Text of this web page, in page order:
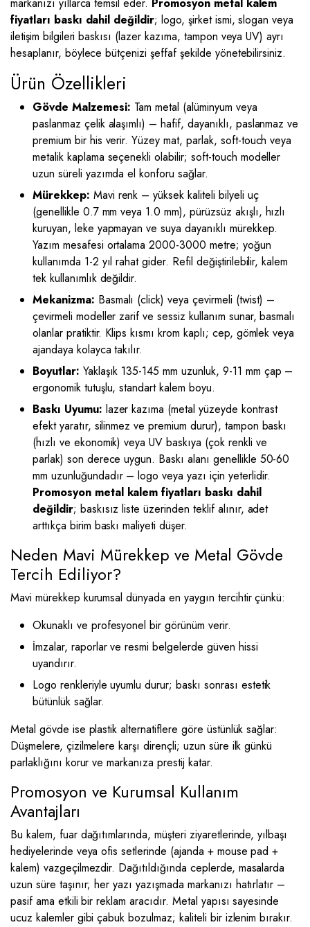
fiyatları baskı dahil değildir; logo, şirket ismi, slogan veya
iletişim bilgileri baskısı (lazer kazıma, tampon veya UV) ayrı
hesaplanır, böylece bütçenizi şeffaf şekilde yönetebilirsiniz.
Ürün Özellikleri
Gövde Malzemesi: Tam metal (alüminyum veya
paslanmaz çelik alaşımlı) – hafif, dayanıklı, paslanmaz ve
premium bir his verir. Yüzey mat, parlak, soft-touch veya
metalik kaplama seçenekli olabilir; soft-touch modeller
uzun süreli yazımda el konforu sağlar.
Mürekkep: Mavi renk – yüksek kaliteli bilyeli uç
(genellikle 0.7 mm veya 1.0 mm), pürüzsüz akışlı, hızlı
kuruyan, leke yapmayan ve suya dayanıklı mürekkep.
Yazım mesafesi ortalama 2000-3000 metre; yoğun
kullanımda 1-2 yıl rahat gider. Refil değiştirilebilir, kalem
tek kullanımlık değildir.
Mekanizma: Basmalı (click) veya çevirmeli (twist) –
çevirmeli modeller zarif ve sessiz kullanım sunar, basmalı
olanlar pratiktir. Klips kısmı krom kaplı; cep, gömlek veya
ajandaya kolayca takılır.
Boyutlar: Yaklaşık 135-145 mm uzunluk, 9-11 mm çap –
ergonomik tutuşlu, standart kalem boyu.
Baskı Uyumu: lazer kazıma (metal yüzeyde kontrast
efekt yaratır, silinmez ve premium durur), tampon baskı
(hızlı ve ekonomik) veya UV baskıya (çok renkli ve
parlak) son derece uygun. Baskı alanı genellikle 50-60
mm uzunluğundadır – logo veya yazı için yeterlidir.
Promosyon metal kalem fiyatları baskı dahil
değildir; baskısız liste üzerinden teklif alınır, adet
arttıkça birim baskı maliyeti düşer.
Neden Mavi Mürekkep ve Metal Gövde
Tercih Ediliyor?
Mavi mürekkep kurumsal dünyada en yaygın tercihtir çünkü:
Okunaklı ve profesyonel bir görünüm verir.
İmzalar, raporlar ve resmi belgelerde güven hissi
uyandırır.
Logo renkleriyle uyumlu durur; baskı sonrası estetik
bütünlük sağlar.
Metal gövde ise plastik alternatiflere göre üstünlük sağlar:
Düşmelere, çizilmelere karşı dirençli; uzun süre ilk günkü
parlaklığını korur ve markanıza prestij katar.
Promosyon ve Kurumsal Kullanım
Avantajları
Bu kalem, fuar dağıtımlarında, müşteri ziyaretlerinde, yılbaşı
hediyelerinde veya ofis setlerinde (ajanda + mouse pad +
kalem) vazgeçilmezdir. Dağıtıldığında ceplerde, masalarda
uzun süre taşınır; her yazı yazışmada markanızı hatırlatır –
pasif ama etkili bir reklam aracıdır. Metal yapısı sayesinde
ucuz kalemler gibi çabuk bozulmaz; kaliteli bir izlenim bırakır.